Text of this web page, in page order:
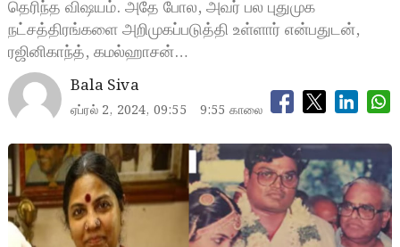
தெரிந்த விஷயம். அதே போல, அவர் பல புதுமுக
நட்சத்திரங்களை அறிமுகப்படுத்தி உள்ளார் என்பதுடன்,
ரஜினிகாந்த், கமல்ஹாசன்…
Bala Siva
ஏப்ரல் 2, 2024, 09:55 9:55 காலை